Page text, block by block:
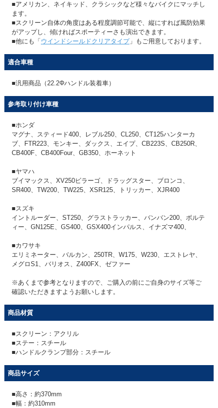
■アメリカン、ネイキッド、クラシックなど様々なバイクにマッチし
ます。
■スクリーン自体の角度はある程度調節可能で、縦にすれば風防効果
がアップし、傾ければスポーティーさも演出できます。
■他にも「 ウインドシールドクリアタイプ」もご用意しております。
適合車種
■汎用商品（22.2Φハンドル装着車）
参考取り付け車種
■ホンダ
マグナ、スティード400、レブル250、CL250、CT125ハンターカ
ブ、FTR223、モンキー、ダックス、エイプ、CB223S、CB250R、
CB400F、CB400Four、GB350、ホーネット
■ヤマハ
ブイマックス、XV250ビラーゴ、ドラッグスター、ブロンコ、
SR400、TW200、TW225、XSR125、トリッカー、XJR400
■スズキ
イントルーダー、ST250、グラストラッカー、バンバン200、ボルテ
ィー、GN125E、GS400、GSX400インパルス、イナズマ400、
■カワサキ
エリミネーター、バルカン、250TR、W175、W230、エストレヤ、
メグロS1、バリオス、Z400FX、ゼファー
※あくまで参考となりますので、ご購入の前にご自身のサイズ等ご
確認いただきますようお願いします。
商品材質
■スクリーン：アクリル
■ステー：スチール
■ハンドルクランプ部分：スチール
商品サイズ
■高さ：約370mm
■幅：約310mm